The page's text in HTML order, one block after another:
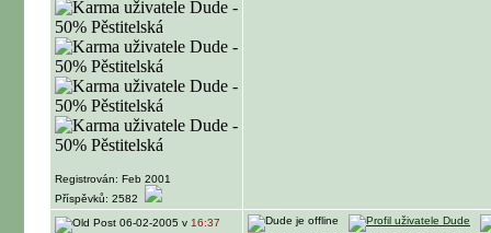
Registrován: Feb 2001
Příspěvků: 2582
06-02-2005 v 16:37